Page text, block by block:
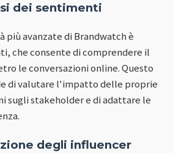
dei sentimenti
più avanzate di Brandwatch è
che consente di comprendere il
le conversazioni online. Questo
di valutare l'impatto delle proprie
sugli stakeholder e di adattare le
degli influencer